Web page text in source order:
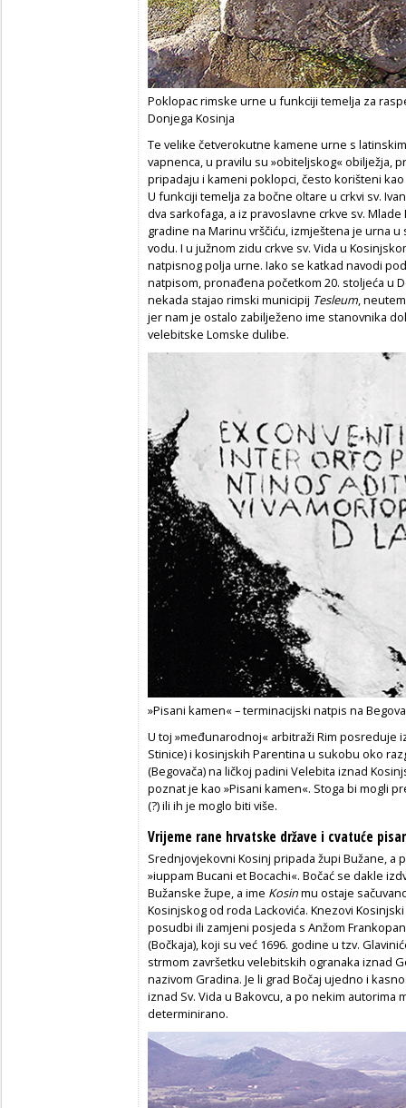
Poklopac rimske urne u funkciji temelja za
Donjega Kosinja
Te velike četverokutne kamene urne s
vapnenca, u pravilu su »obiteljskog« obilježja,
pripadaju i kameni poklopci, često korišteni
U funkciji temelja za bočne oltare u crkvi sv.
dva sarkofaga, a iz pravoslavne crkve sv.
gradine na Marinu vrščiću, izmještena je urna
vodu. I u južnom zidu crkve sv. Vida u
natpisnog polja urne. Iako se katkad navodi
natpisom, pronađena početkom 20. stoljeća u
nekada stajao rimski municipij Tesleum,
jer nam je ostalo zabilježeno ime stanovnika
velebitske Lomske dulibe.
»Pisani kamen« – terminacijski natpis na
U toj »međunarodnoj« arbitraži Rim posreduje
Stinice) i kosinjskih Parentina u sukobu oko
(Begovača) na ličkoj padini Velebita iznad
poznat je kao »Pisani kamen«. Stoga bi mogli
(?) ili ih je moglo biti više.
Vrijeme rane hrvatske države i cvatuće
Srednjovjekovni Kosinj pripada župi Bužane, a
»iuppam Bucani et Bocachi«. Bočać se dakle
Bužanske župe, a ime Kosinmu ostaje
Kosinjskog od roda Lackovića. Knezovi
posudbi ili zamjeni posjeda s Anžom
(Bočkaja), koji su već 1696. godine u tzv.
strmom završetku velebitskih ogranaka iznad
nazivom Gradina. Je li grad Bočaj ujedno i
iznad Sv. Vida u Bakovcu, a po nekim autorima
determinirano.